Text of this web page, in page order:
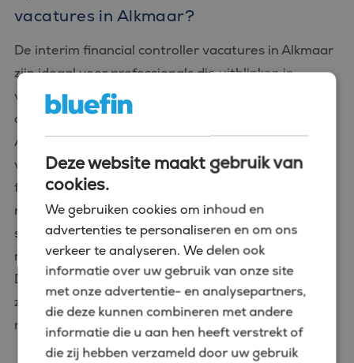
vacatures in Alkmaar?
De interim financial controller vacatures in Alkmaar
zijn ideaal voor professionals die uitblinken in
veranderende omgevingen en die tijdelijke
ondersteuning kunnen bieden binnen een bedrijf.
Als interim financial controller zul je
verantwoordelijk zijn voor het overzien van
financiële processen, het verbeteren van
rapportageprocedures en het leveren van
strategisch advies om organisaties te helpen
navigeren door complexe financiële vraagstukken.
Deze rol biedt de unieke kans om je expertise in te
zetten in diverse industrieën en om je professionele
netwerk uit te breiden.
Deze website maakt gebruik van
cookies.
We gebruiken cookies om inhoud en
advertenties te personaliseren en om ons
verkeer te analyseren. We delen ook
informatie over uw gebruik van onze site
met onze advertentie- en analysepartners,
die deze kunnen combineren met andere
informatie die u aan hen heeft verstrekt of
die zij hebben verzameld door uw gebruik